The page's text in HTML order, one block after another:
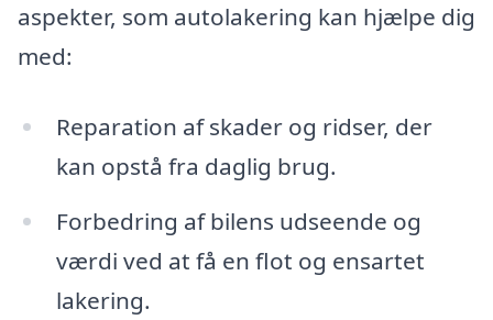
aspekter, som autolakering kan hjælpe dig
med:
Reparation af skader og ridser, der
kan opstå fra daglig brug.
Forbedring af bilens udseende og
værdi ved at få en flot og ensartet
lakering.